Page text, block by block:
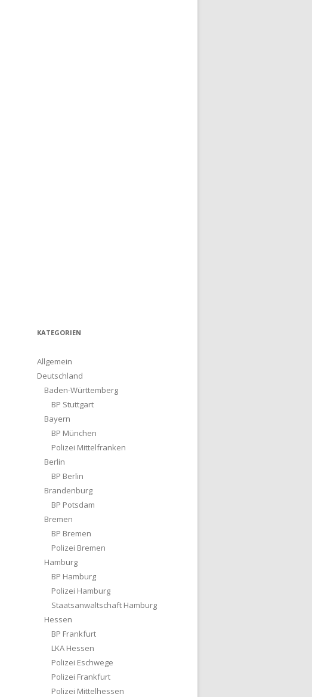
KATEGORIEN
Allgemein
Deutschland
Baden-Württemberg
BP Stuttgart
Bayern
BP München
Polizei Mittelfranken
Berlin
BP Berlin
Brandenburg
BP Potsdam
Bremen
BP Bremen
Polizei Bremen
Hamburg
BP Hamburg
Polizei Hamburg
Staatsanwaltschaft Hamburg
Hessen
BP Frankfurt
LKA Hessen
Polizei Eschwege
Polizei Frankfurt
Polizei Mittelhessen